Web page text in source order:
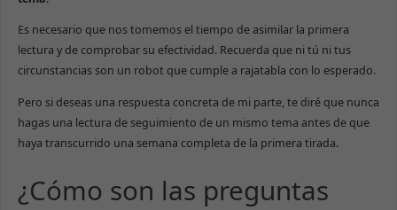
Es necesario que nos tomemos el tiempo de asimilar la primera
lectura y de comprobar su efectividad. Recuerda que ni tú ni tus
circunstancias son un robot que cumple a rajatabla con lo esperado.
Pero si deseas una respuesta concreta de mi parte, te diré que nunca
hagas una lectura de seguimiento de un mismo tema antes de que
haya transcurrido una semana completa de la primera tirada.
¿Cómo son las preguntas